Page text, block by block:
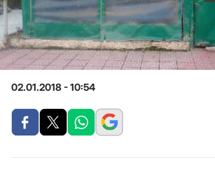
02.01.2018 - 10:54